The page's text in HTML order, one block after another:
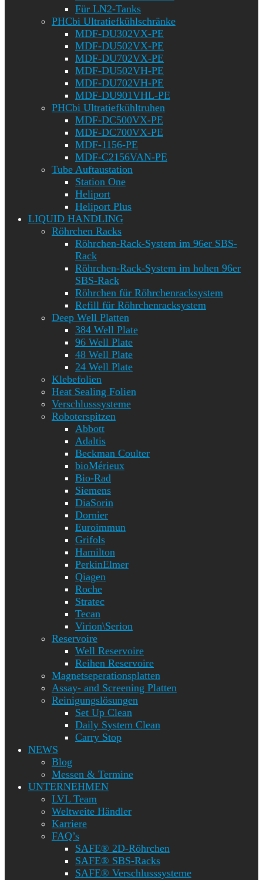
Für LN2-Tanks
PHCbi Ultratiefkühlschränke
MDF-DU302VX-PE
MDF-DU502VX-PE
MDF-DU702VX-PE
MDF-DU502VH-PE
MDF-DU702VH-PE
MDF-DU901VHL-PE
PHCbi Ultratiefkühltruhen
MDF-DC500VX-PE
MDF-DC700VX-PE
MDF-1156-PE
MDF-C2156VAN-PE
Tube Auftaustation
Station One
Heliport
Heliport Plus
LIQUID HANDLING
Röhrchen Racks
Röhrchen-Rack-System im 96er SBS-
Rack
Röhrchen-Rack-System im hohen 96er
SBS-Rack
Röhrchen für Röhrchenracksystem
Refill für Röhrchenracksystem
Deep Well Platten
384 Well Plate
96 Well Plate
48 Well Plate
24 Well Plate
Klebefolien
Heat Sealing Folien
Verschlusssysteme
Roboterspitzen
Abbott
Adaltis
Beckman Coulter
bioMérieux
Bio-Rad
Siemens
DiaSorin
Dornier
Euroimmun
Grifols
Hamilton
PerkinElmer
Qiagen
Roche
Stratec
Tecan
Virion\Serion
Reservoire
Well Reservoire
Reihen Reservoire
Magnetseperationsplatten
Assay- and Screening Platten
Reinigungslösungen
Set Up Clean
Daily System Clean
Carry Stop
NEWS
Blog
Messen & Termine
UNTERNEHMEN
LVL Team
Weltweite Händler
Karriere
FAQ’s
SAFE® 2D-Röhrchen
SAFE® SBS-Racks
SAFE® Verschlusssysteme